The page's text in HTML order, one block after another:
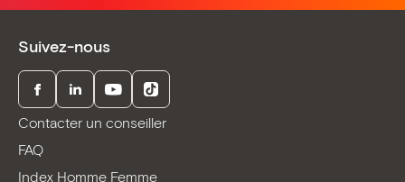
Suivez-nous
FacebookLinkedInYoutubeTikTok
Contacter un conseiller
FAQ
Index Homme Femme